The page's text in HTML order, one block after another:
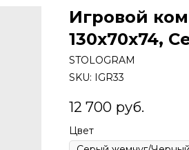
Игровой
130x70x74,
STOLOGRAM
SKU: IGR33
12 700 руб.
Цвет